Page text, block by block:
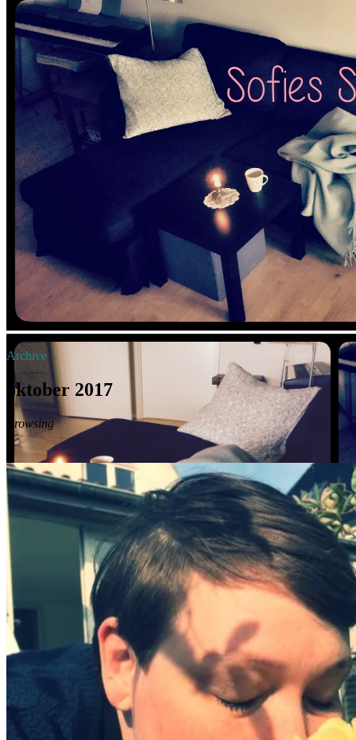
Archive
oktober 2017
Browsing